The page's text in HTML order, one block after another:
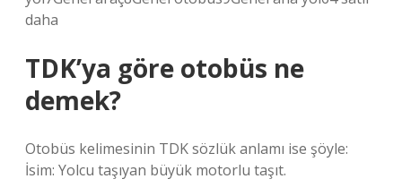
daha
TDK’ya göre otobüs ne
demek?
Otobüs kelimesinin TDK sözlük anlamı ise şöyle:
İsim: Yolcu taşıyan büyük motorlu taşıt.